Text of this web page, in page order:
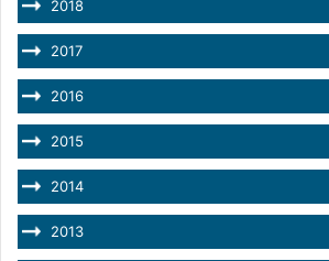
2018
2017
2016
2015
2014
2013